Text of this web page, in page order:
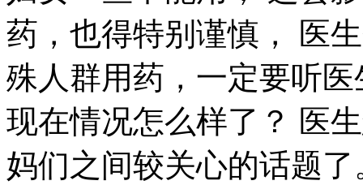
药，也得特别谨慎， 医
殊人群用药，一定要听
现在情况怎么样了？ 医
妈们之间较关心的话题了